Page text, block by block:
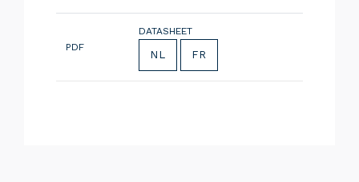
PDF
DATASHEET
NL FR